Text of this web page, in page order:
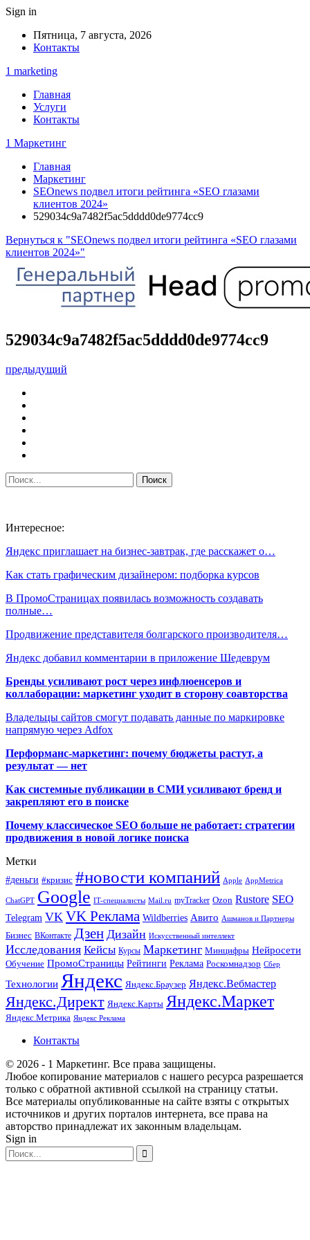
Sign in
Пятница, 7 августа, 2026
Контакты
1 marketing
Главная
Услуги
Контакты
1 Маркетинг
Главная
Маркетинг
SEOnews подвел итоги рейтинга «SEO глазами
клиентов 2024»
529034c9a7482f5ac5dddd0de9774cc9
Вернуться к "SEOnews подвел итоги рейтинга «SEO глазами
клиентов 2024»"
529034c9a7482f5ac5dddd0de9774cc9
предыдущий
Интересное:
Яндекс приглашает на бизнес-завтрак, где расскажет о…
Как стать графическим дизайнером: подборка курсов
В ПромоСтраницах появилась возможность создавать
полные…
Продвижение представителя болгарского производителя…
Яндекс добавил комментарии в приложение Шедеврум
Бренды усиливают рост через инфлюенсеров и
коллаборации: маркетинг уходит в сторону соавторства
Владельцы сайтов смогут подавать данные по маркировке
напрямую через Adfox
Перформанс-маркетинг: почему бюджеты растут, а
результат — нет
Как системные публикации в СМИ усиливают бренд и
закрепляют его в поиске
Почему классическое SEO больше не работает: стратегии
продвижения в новой логике поиска
Метки
#деньги #кризис #новости компаний Apple AppMetrica
ChatGPT Google IT-специалисты Mail.ru myTracker Ozon Rustore SEO
Telegram VK VK Реклама Wildberries Авито Ашманов и Партнеры
Бизнес ВКонтакте Дзен Дизайн Искусственный интеллект
Исследования Кейсы Курсы Маркетинг Минцифры Нейросети
Обучение ПромоСтраницы Рейтинги Реклама Роскомнадзор Сбер
Технологии Яндекс Яндекс.Браузер Яндекс.Вебмастер
Яндекс.Директ Яндекс.Карты Яндекс.Маркет
Яндекс.Метрика Яндекс Реклама
Контакты
© 2026 - 1 Маркетинг. Все права защищены.
Любое копирование материалов с нашего ресурса разрешается
только с обратной активной ссылкой на страницу статьи.
Все материалы опубликованные на сайте взяты с открытых
источников и других порталов интернета, все права на
авторство принадлежат их законным владельцам.
Sign in